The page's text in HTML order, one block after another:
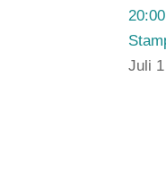
20:00
Juli